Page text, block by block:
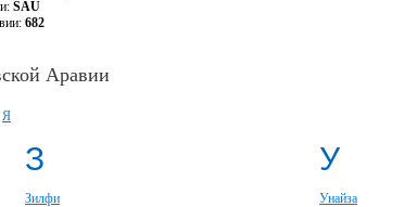
SAU
682
Аравии
Я
З
Зилфи
У
Унайза